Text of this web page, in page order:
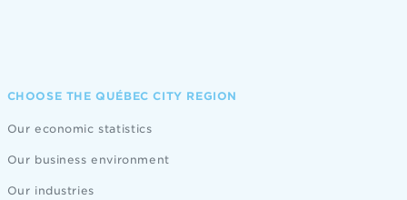
CHOOSE THE QUÉBEC CITY REGION
Our economic statistics
Our business environment
Our industries